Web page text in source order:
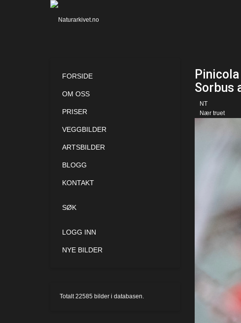
Sorbus
NT
Nær truet
FORSIDE
OM OSS
PRISER
VEGGBILDER
ARTSBILDER
BLOGG
KONTAKT
SØK
LOGG INN
NYE BILDER
Totalt22585 bilder i databasen.